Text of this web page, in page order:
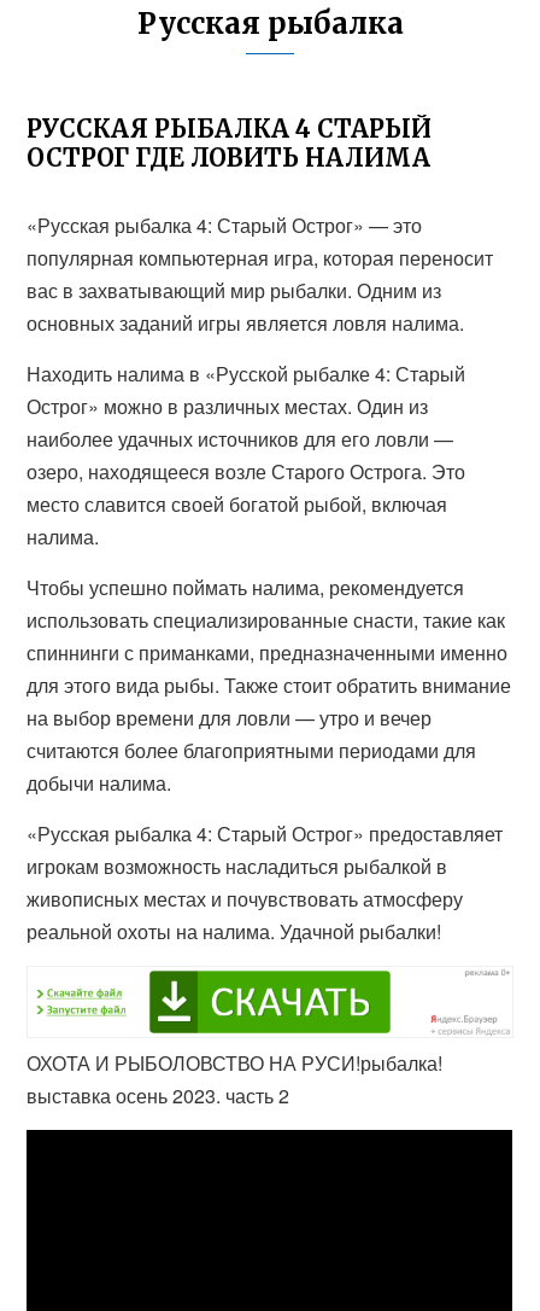
Русская рыбалка
РУССКАЯ РЫБАЛКА 4 СТАРЫЙ
ОСТРОГ ГДЕ ЛОВИТЬ НАЛИМА
«Русская рыбалка 4: Старый Острог» — это
популярная компьютерная игра, которая переносит
вас в захватывающий мир рыбалки. Одним из
основных заданий игры является ловля налима.
Находить налима в «Русской рыбалке 4: Старый
Острог» можно в различных местах. Один из
наиболее удачных источников для его ловли —
озеро, находящееся возле Старого Острога. Это
место славится своей богатой рыбой, включая
налима.
Чтобы успешно поймать налима, рекомендуется
использовать специализированные снасти, такие как
спиннинги с приманками, предназначенными именно
для этого вида рыбы. Также стоит обратить внимание
на выбор времени для ловли — утро и вечер
считаются более благоприятными периодами для
добычи налима.
«Русская рыбалка 4: Старый Острог» предоставляет
игрокам возможность насладиться рыбалкой в
живописных местах и почувствовать атмосферу
реальной охоты на налима. Удачной рыбалки!
ОХОТА И РЫБОЛОВСТВО НА РУСИ!рыбалка!
выставка осень 2023. часть 2